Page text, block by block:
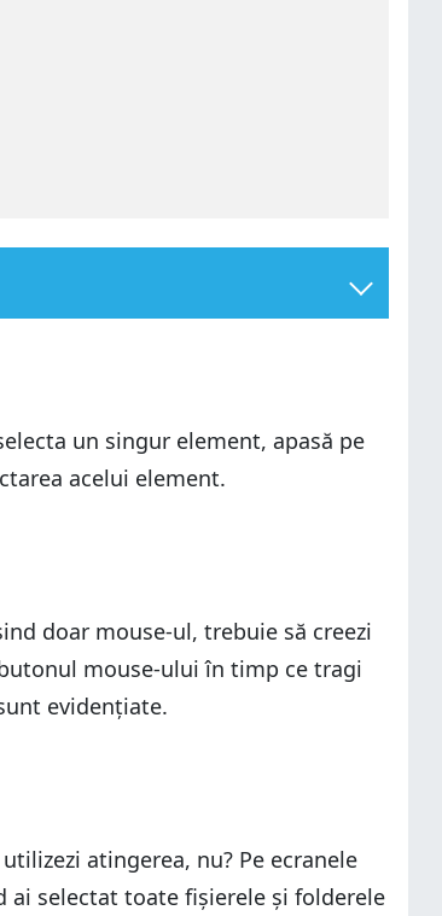
un singur element, apasă pe
acelui element.
doar mouse-ul, trebuie să creezi
mouse-ului în timp ce tragi
evidențiate.
atingerea, nu? Pe ecranele
ai selectat toate fișierele și folderele